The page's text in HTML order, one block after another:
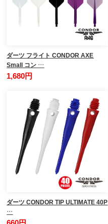
ダーツ フライト CONDOR AXE
Small コン …
1,680円
ダーツ CONDOR TIP ULTIMATE 40P
…